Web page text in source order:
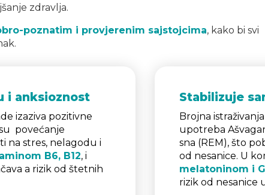
zdravlja.
poznatim i provjerenim sajstojcima, kako bi svi
i anksioznost
izaziva pozitivne
povećanje
na stres, nelagodu i
B6, B12, i
a rizik od štetnih
Stabilizuje
Brojna
upotreba
sna (REM), što
od nesanice. U
melatoninom i
rizik od nesanice